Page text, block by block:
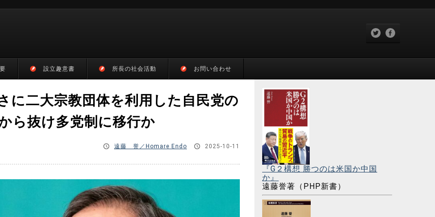
設立趣意書 所長の社会活動 お問い合わせ
に二大宗教団体を利用した自民党の
ら抜け多党制に移行か
遠藤 誉／Homare Endo 2025-10-11
『G２構想 勝つのは米国か中国
か』
遠藤誉著（PHP新書）